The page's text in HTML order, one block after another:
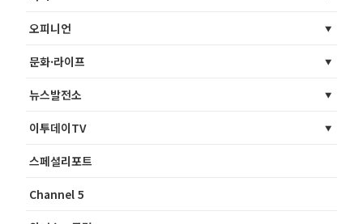
오피니언
문화·라이프
뉴스발전소
이투데이TV
스페셜리포트
Channel 5